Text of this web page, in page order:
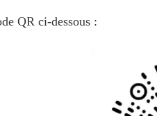
QR ci-dessous :